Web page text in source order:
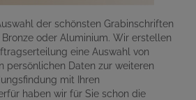
der schönsten Grabinschriften
oder Aluminium. Wir erstellen
eine Auswahl von
persönlichen Daten zur weiteren
mit Ihren
haben wir für Sie schon die